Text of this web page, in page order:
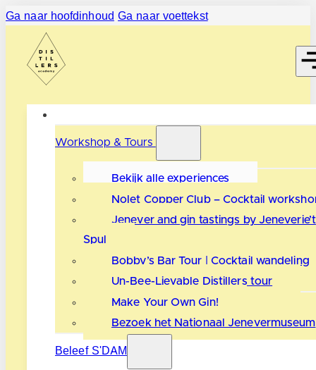
Ga naar hoofdinhoud Ga naar voettekst
Workshop & Tours
Bekijk alle experiences
Nolet Copper Club – Cocktail
Jenever and gin tastings by Jeneverie’t
Spul
Bobby’s Bar Tour | Cocktail wandeling
Un-Bee-Lievable Distillers tour
Make Your Own Gin!
Bezoek het Nationaal Jenevermuseum
Beleef S'DAM